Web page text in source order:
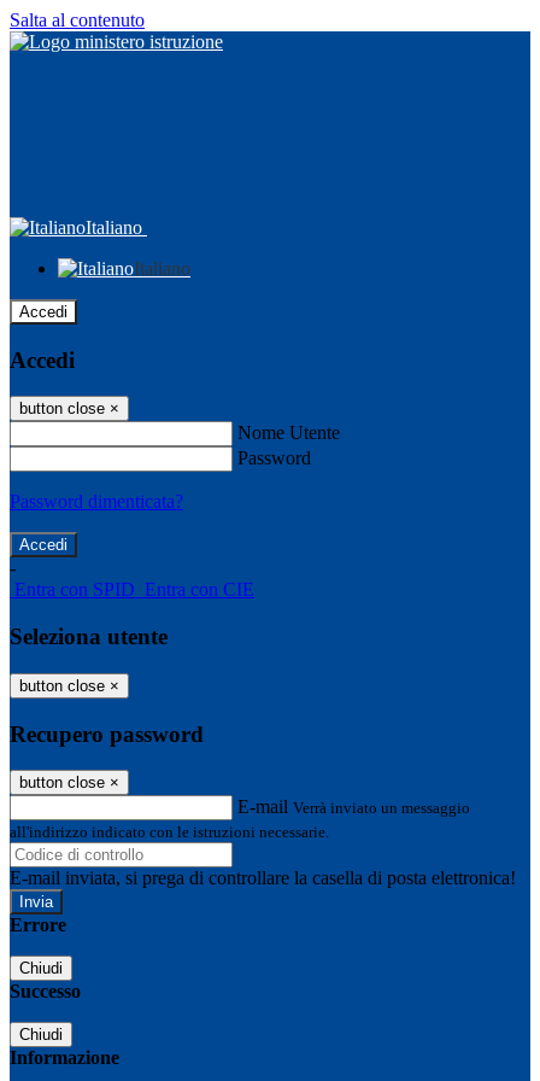
Salta al contenuto
Italiano
Italiano
Accedi
Accedi
button close ×
Nome Utente
Password
Password dimenticata?
-
Entra con SPID Entra con CIE
Seleziona utente
button close ×
Recupero password
button close ×
E-mail Verrà inviato un messaggio
all'indirizzo indicato con le istruzioni necessarie.
E-mail inviata, si prega di controllare la casella di posta elettronica!
Errore
Chiudi
Successo
Chiudi
Informazione